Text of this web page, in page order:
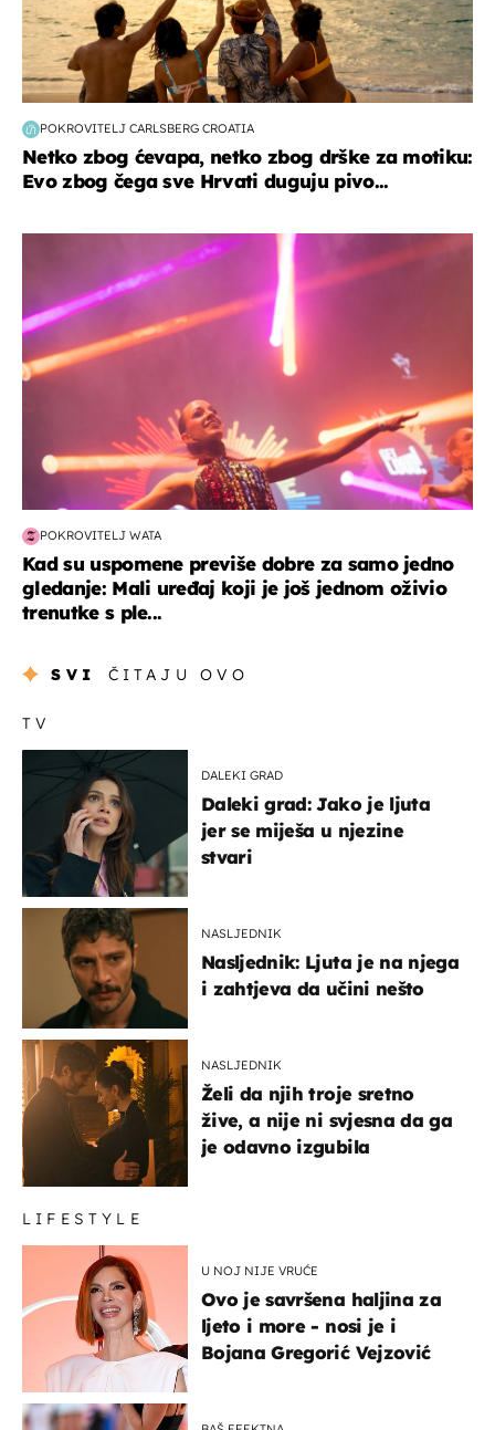
POKROVITELJ CARLSBERG CROATIA
Netko zbog ćevapa, netko zbog drške za motiku:
Evo zbog čega sve Hrvati duguju pivo...
POKROVITELJ WATA
Kad su uspomene previše dobre za samo jedno
gledanje: Mali uređaj koji je još jednom oživio
trenutke s ple...
SVI ČITAJU OVO
TV
DALEKI GRAD
Daleki grad: Jako je ljuta
jer se miješa u njezine
stvari
NASLJEDNIK
Nasljednik: Ljuta je na njega
i zahtjeva da učini nešto
NASLJEDNIK
Želi da njih troje sretno
žive, a nije ni svjesna da ga
je odavno izgubila
LIFESTYLE
U NOJ NIJE VRUĆE
Ovo je savršena haljina za
ljeto i more - nosi je i
Bojana Gregorić Vejzović